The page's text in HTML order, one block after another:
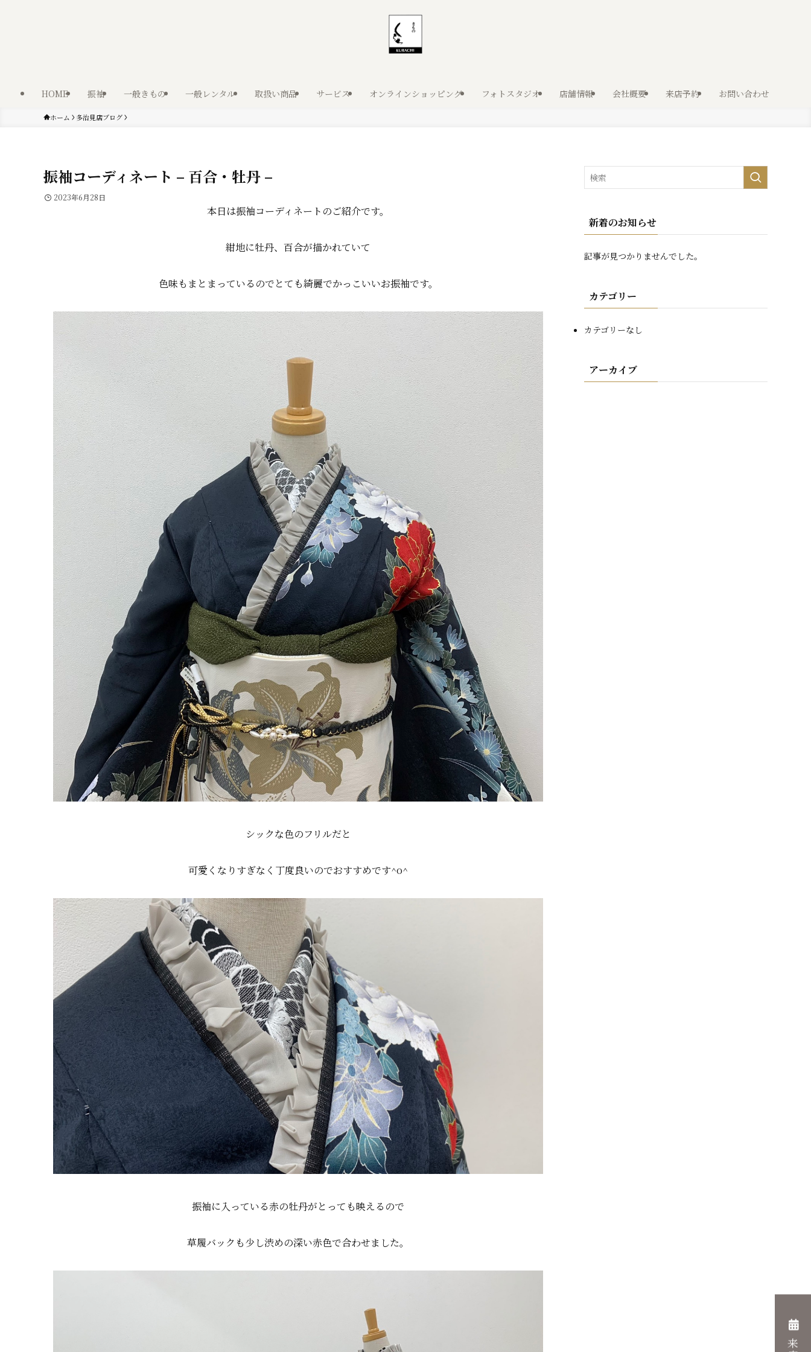
HOME 振袖 一般きもの 一般レンタル 取扱い商品 サービス オンラインショッピング フォトスタジオ 店舗情報 会社概要 来店予約 お問い合わせ
ホーム 多治見店ブログ
振袖コーディネート – 百合・牡丹 –
2023年6月28日
本日は振袖コーディネートのご紹介です。
紺地に牡丹、百合が描かれていて
色味もまとまっているのでとても綺麗でかっこいいお振袖です。
シックな色のフリルだと
可愛くなりすぎなく丁度良いのでおすすめです^o^
振袖に入っている赤の牡丹がとっても映えるので
草履バックも少し渋めの深い赤色で合わせました。
新着のお知らせ
記事が見つかりませんでした。
カテゴリー
カテゴリーなし
アーカイブ